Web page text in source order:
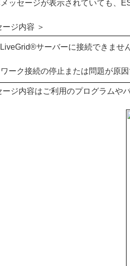
ッセージが表示されていても、
ージ内容 ＞
サーバーに接続できませ
ーク接続の停止または問題が原
ジ内容はご利用のプログラムや